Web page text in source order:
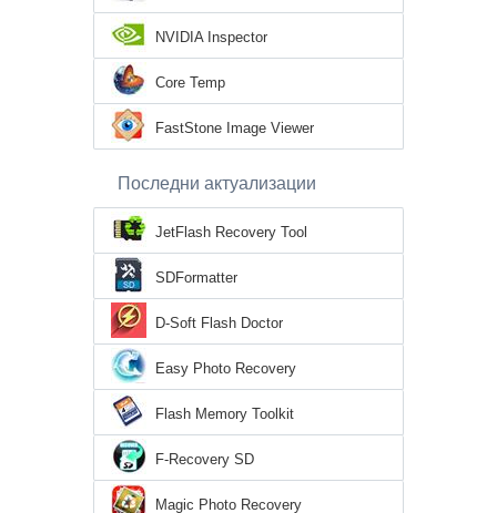
NVIDIA Inspector
Core Temp
FastStone Image Viewer
Последни актуализации
JetFlash Recovery Tool
SDFormatter
D-Soft Flash Doctor
Easy Photo Recovery
Flash Memory Toolkit
F-Recovery SD
Magic Photo Recovery